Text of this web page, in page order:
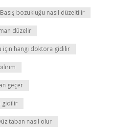
Basış bozukluğu nasıl düzeltilir
düzelir
için hangi doktora gidilir
geçer
gidilir
taban nasıl olur